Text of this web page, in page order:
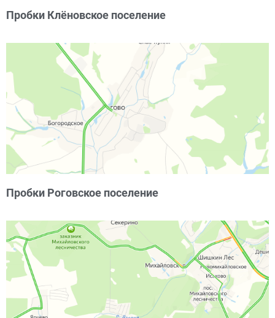
Пробки Клёновское поселение
Пробки Роговское поселение